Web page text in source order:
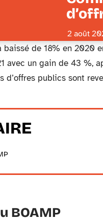
2 août
baissé de 18% en 2020
avec un gain de 43 %,
publics sont
BOAMP